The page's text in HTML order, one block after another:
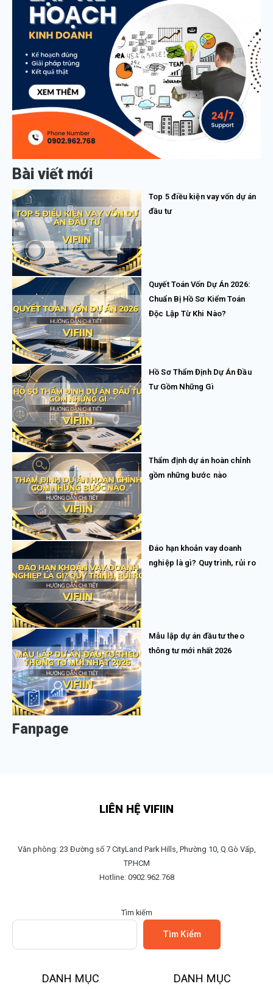
Bài viết mới
Top 5 điều kiện vay vốn dự án
đầu tư
Quyết Toán Vốn Dự Án 2026:
Chuẩn Bị Hồ Sơ Kiểm Toán
Độc Lập Từ Khi Nào?
Hồ Sơ Thẩm Định Dự Án Đầu
Tư Gồm Những Gì
Thẩm định dự án hoàn chỉnh
gồm những bước nào
Đáo hạn khoản vay doanh
nghiệp là gì? Quy trình, rủi ro
Mẫu lập dự án đầu tư theo
thông tư mới nhất 2026
Fanpage
LIÊN HỆ VIFIIN
Văn phòng: 23 Đường số 7 CityLand Park Hills, Phường 10, Q.Gò Vấp,
TP.HCM
Hotline: 0902.962.768
Tìm kiếm
Tìm Kiếm
DANH MỤC DANH MỤC